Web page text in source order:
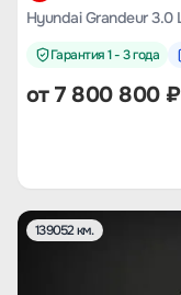
Hyundai Grandeur 3.0
Гарантия 1 - 3 года
от7 800 800₽
139052 км.